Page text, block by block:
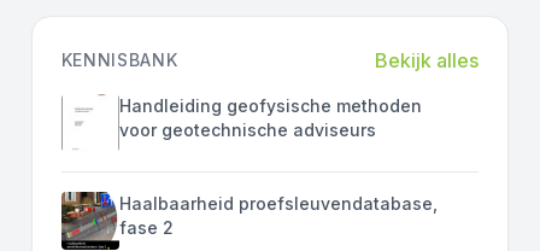
KENNISBANK Bekijk alles
Handleiding geofysische methoden
voor geotechnische adviseurs
Haalbaarheid proefsleuvendatabase,
fase 2